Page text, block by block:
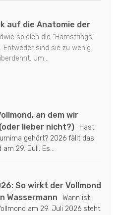
auf die Anatomie der
spielen die "Hamstrings"
Entweder sind sie zu wenig
Um...
an dem wir
lieber nicht?)
Hast
gehört? 2026 fällt das
am 29. Juli. Es...
So wirkt der Vollmond
Wassermann
Wann ist
am 29. Juli 2026 steht